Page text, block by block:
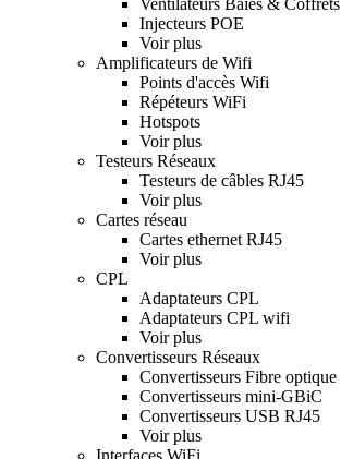
Injecteurs POE
Voir plus
Amplificateurs de Wifi
Points d'accès Wifi
Répéteurs WiFi
Hotspots
Voir plus
Testeurs Réseaux
Testeurs de câbles RJ45
Voir plus
Cartes réseau
Cartes ethernet RJ45
Voir plus
CPL
Adaptateurs CPL
Adaptateurs CPL wifi
Voir plus
Convertisseurs Réseaux
Convertisseurs Fibre optique
Convertisseurs mini-GBiC
Convertisseurs USB RJ45
Voir plus
Interfaces WiFi